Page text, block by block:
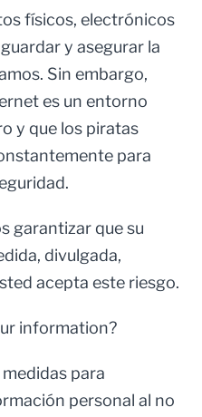
físicos, electrónicos
y asegurar la
Sin embargo,
es un entorno
y que los piratas
para
garantizar que su
divulgada,
acepta este riesgo.
information?
para
personal al no